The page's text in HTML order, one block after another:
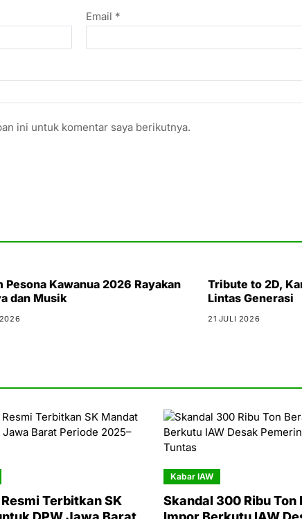
Email *
ini untuk komentar saya berikutnya.
Pesona Kawanua 2026 Rayakan
dan Musik
Tribute to 2D,
Lintas Generasi
21 JULI 2026
Resmi Terbitkan SK
Kabar IAW
Skandal 300 Ribu Ton